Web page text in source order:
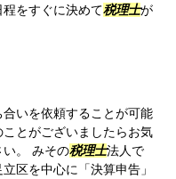
をすぐに決めて税理士が
いを依頼することが可能
とがございましたらお気
い。 みその税理士法人で
区を中心に「決算申告」